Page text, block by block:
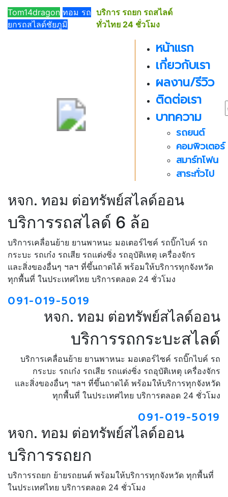
Tom14dragon ทอม รถ
ยกรถสไลด์ชัยภูมิ
บริการ รถยก รถสไลด์
ทั่วไทย 24 ชั่วโมง
หน้าแรก
เกี่ยวกับเรา
ผลงาน/รีวิว
ติดต่อเรา
บาทความ
รถยนต์
คอมพิวเตอร์
สมาร์ทโฟน
สาระทั่วไป
หจก. ทอม ต่อทรัพย์สไลด์ออน
บริการรถสไลด์ 6 ล้อ
บริการเคลื่อนย้าย ยานพาหนะ มอเตอร์ไซค์ รถบิ๊กไบค์ รถ
กระบะ รถเก๋ง รถเสีย รถแต่งซิ่ง รถอุบัติเหตุ เครื่องจักร
และสิ่งของอื่นๆ ฯลฯ ที่ขึ้นถาดได้ พร้อมให้บริการทุกจังหวัด
ทุกพื้นที่ ในประเทศไทย บริการตลอด 24 ชั่วโมง
091-019-5019
หจก. ทอม ต่อทรัพย์สไลด์ออน
บริการรถกระบะสไลด์
บริการเคลื่อนย้าย ยานพาหนะ มอเตอร์ไซค์ รถบิ๊กไบค์ รถ
กระบะ รถเก๋ง รถเสีย รถแต่งซิ่ง รถอุบัติเหตุ เครื่องจักร
และสิ่งของอื่นๆ ฯลฯ ที่ขึ้นถาดได้ พร้อมให้บริการทุกจังหวัด
ทุกพื้นที่ ในประเทศไทย บริการตลอด 24 ชั่วโมง
091-019-5019
หจก. ทอม ต่อทรัพย์สไลด์ออน
บริการรถยก
บริการรถยก ย้ายรถยนต์ พร้อมให้บริการทุกจังหวัด ทุกพื้นที่
ในประเทศไทย บริการตลอด 24 ชั่วโมง